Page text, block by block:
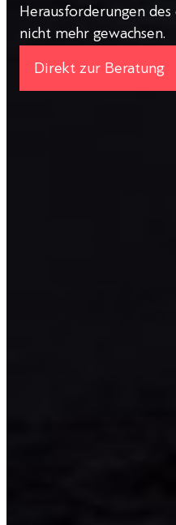
Herausforderungen
nicht mehr gewachsen.
Direkt zur Beratung